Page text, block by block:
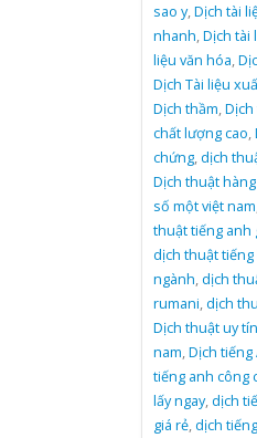
sao y,Dịch tài
nhanh,Dịch tài
liệu văn hóa,
Dịch Tài liệu
Dịch thầm,
chất lượng cao,
chứng,dịch
Dịch thuật
số một việt nam
thuật tiếng anh
dịch thuật tiếng
ngành,dịch
rumani,dịch
Dịch thuật uy tín
nam,Dịch tiếng
tiếng anh công
lấy ngay,dịch
giá rẻ,dịch